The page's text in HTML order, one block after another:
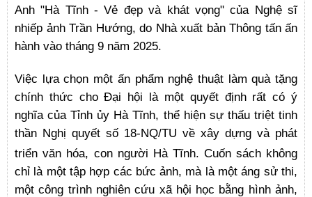
Anh "Hà Tĩnh - Vẻ đẹp và khát vọng" của Nghệ sĩ
nhiếp ảnh Trần Hướng, do Nhà xuất bản Thông tấn ấn
hành vào tháng 9 năm 2025.
Việc lựa chọn một ấn phẩm nghệ thuật làm quà tặng
chính thức cho Đại hội là một quyết định rất có ý
nghĩa của Tỉnh ủy Hà Tĩnh, thể hiện sự thấu triệt tinh
thần Nghị quyết số 18-NQ/TU về xây dựng và phát
triển văn hóa, con người Hà Tĩnh. Cuốn sách không
chỉ là một tập hợp các bức ảnh, mà là một áng sử thi,
một công trình nghiên cứu xã hội học bằng hình ảnh,